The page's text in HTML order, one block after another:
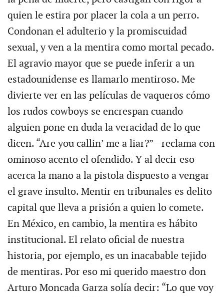
quien le estira por placer la cola a un perro.
Condonan el adulterio y la promiscuidad
sexual, y ven a la mentira como mortal pecado.
El agravio mayor que se puede inferir a un
estadounidense es llamarlo mentiroso. Me
divierte ver en las películas de vaqueros cómo
los rudos cowboys se encrespan cuando
alguien pone en duda la veracidad de lo que
dicen. “Are you callin’ me a liar?” –reclama con
ominoso acento el ofendido. Y al decir eso
acerca la mano a la pistola dispuesto a vengar
el grave insulto. Mentir en tribunales es delito
capital que lleva a prisión a quien lo comete.
En México, en cambio, la mentira es hábito
institucional. El relato oficial de nuestra
historia, por ejemplo, es un inacabable tejido
de mentiras. Por eso mi querido maestro don
Arturo Moncada Garza solía decir: “Lo que voy